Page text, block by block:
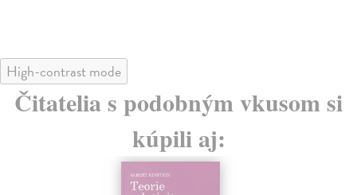
High-contrast mode
Čitatelia s podobným vkusom si
kúpili aj: